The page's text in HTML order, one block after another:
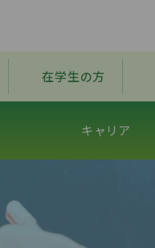
在学生の方
キャリア